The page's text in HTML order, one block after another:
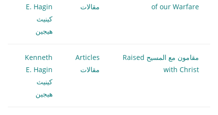
of our Warfare
مقالات
E. Hagin
كينيث
هيجين
مقامون مع المسيح Raised
with Christ
Articles
مقالات
Kenneth
E. Hagin
كينيث
هيجين